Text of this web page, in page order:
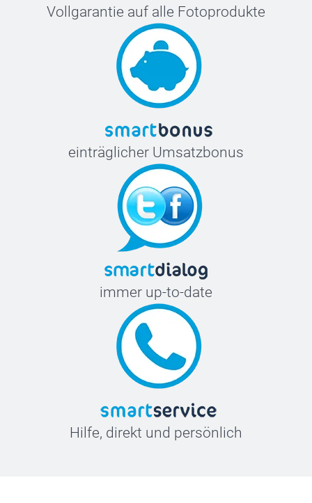
Vollgarantie auf alle Fotoprodukte
einträglicher Umsatzbonus
immer up-to-date
Hilfe, direkt und persönlich